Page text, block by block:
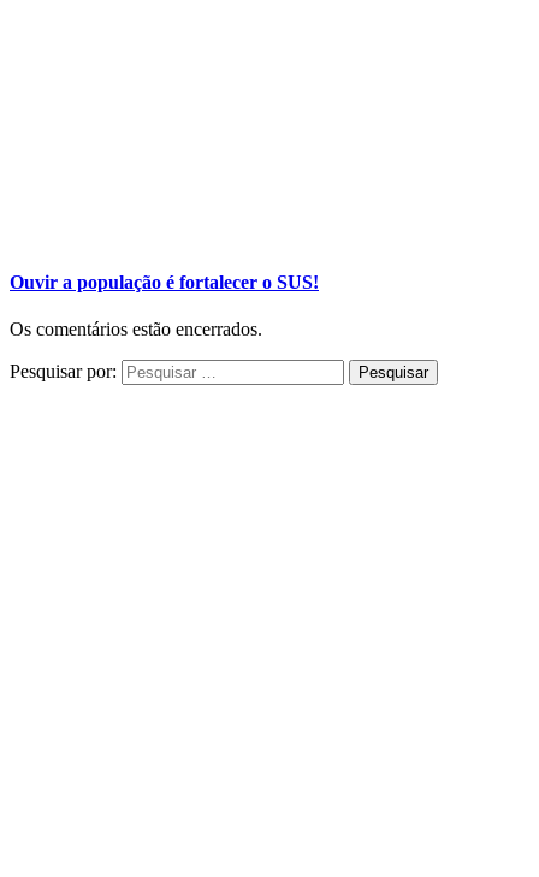
Ouvir a população é fortalecer o SUS!
Os comentários estão encerrados.
Pesquisar por: